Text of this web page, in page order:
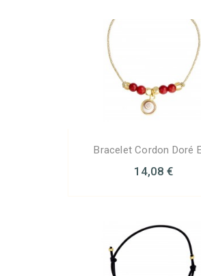
Bracelet Cordon Doré
14,08 €